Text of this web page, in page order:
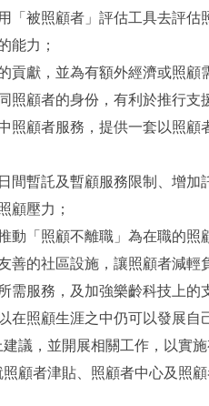
「被照顧者」評估工具去評
能力；
貢獻，並為有額外經濟或照顧
照顧者的身份，有利於推行支
照顧者服務，提供一套以照顧
間暫託及暫顧服務限制、增
顧壓力；
動「照顧不離職」為在職的照
善的社區設施，讓照顧者減輕
需服務，及加強樂齡科技上的
在照顧生涯之中仍可以發展自
議，並開展相關工作，以實
顧者津貼、照顧者中心及照